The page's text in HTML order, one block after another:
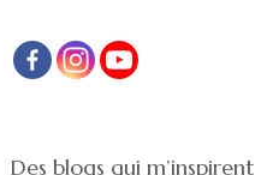
Des blogs qui m’inspirent